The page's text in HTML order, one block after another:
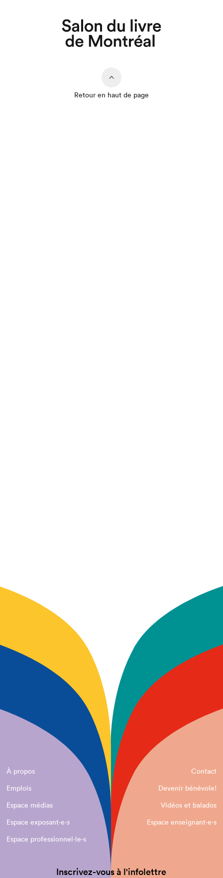
Retour en haut de page
À propos
Contact
Emplois
Devenir bénévole!
Espace médias
Vidéos et balados
Espace exposant·e⋅s
Espace enseignant·e⋅s
Espace professionnel·le⋅s
Inscrivez-vous à l'infolettre